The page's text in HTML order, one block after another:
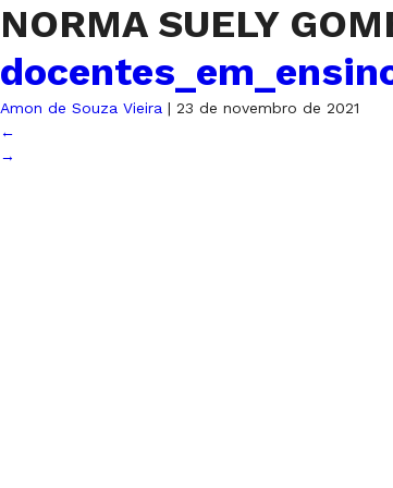
NORMA SUELY
Amon de Souza Vieira | 23 de novembro de 2021
←
→